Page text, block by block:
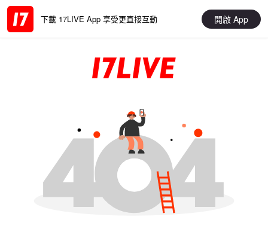
下載 17LIVE App 享受更直接互動 開啟 App